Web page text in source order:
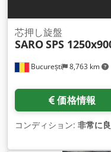
București 8,763 km
芯押し旋盤
SAROSPS
価格情報
コンディション: 非常に